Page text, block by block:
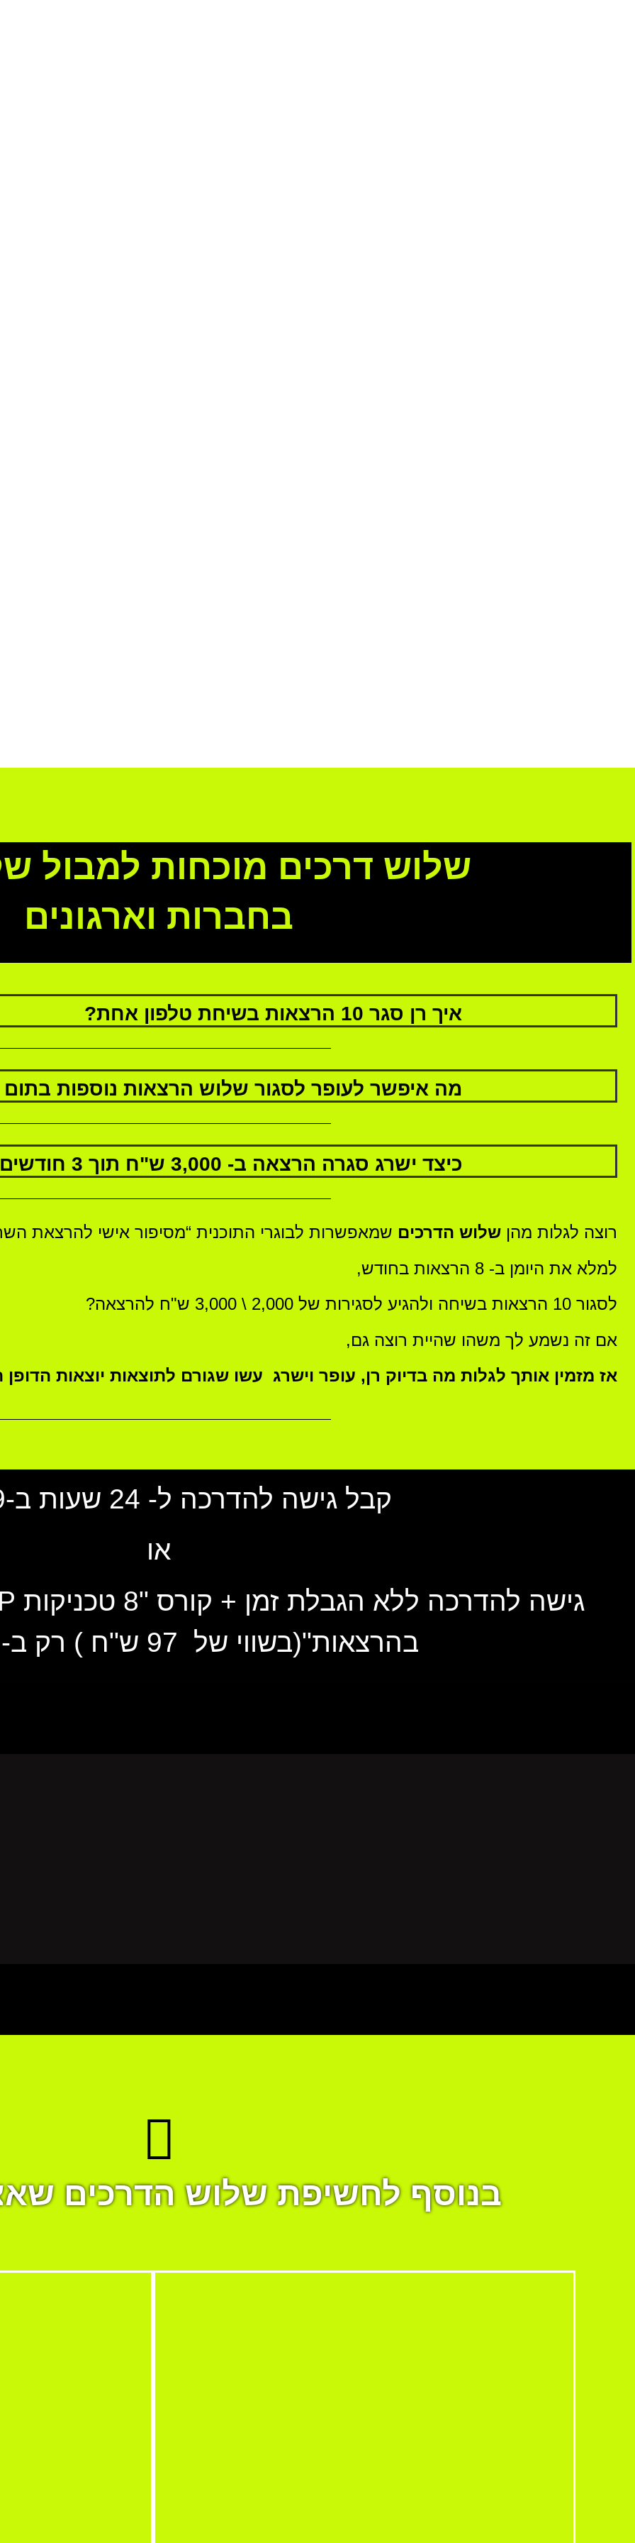
שלוש דרכים מוכחות למבול
בחברות וארגונים
איך רן סגר 10 הרצאות בשיחת טלפון אחת?
מה איפשר לעופר לסגור שלוש הרצאות נוספות
כיצד ישרג סגרה הרצאה ב- 3,000 ש"ח תוך 3 חודשים מסיום ההכשרה והליווי שלנו?
רוצה לגלות מהן שלוש הדרכים שמאפשרות לבוגרי התוכנית “מסיפור אישי להרצאת
למלא את היומן ב- 8 הרצאות בחודש,
לסגור 10 הרצאות בשיחה ולהגיע לסגירות
של 2,000 \ 3,000 ש"ח להרצאה?
אם זה נשמע לך משהו שהיית רוצה גם,
אז מזמין אותך לגלות מה בדיוק רן, עופר וישרג עשו שגורם לתוצאות יוצאות הדופן
קבל גישה להדרכה ל- 24 שעות ב-9 ש"ח
או
בהרצאות"(בשווי של 97 ש"ח ) רק ב- 27 ש"ח.
בנוסף לחשיפת שלוש הדרכים